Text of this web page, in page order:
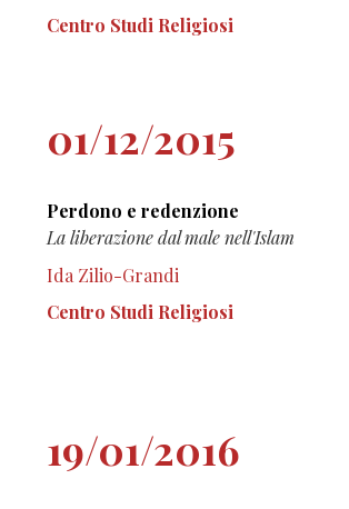
Centro Studi Religiosi
01/12/2015
Perdono e redenzione
La liberazione dal male nell'Islam
Ida Zilio-Grandi
Centro Studi Religiosi
19/01/2016